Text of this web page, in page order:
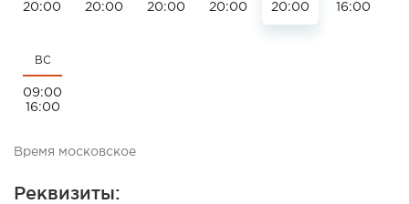
20:00
20:00
20:00
20:00
20:00
16:00
ВС
09:00
16:00
Время московское
Реквизиты: